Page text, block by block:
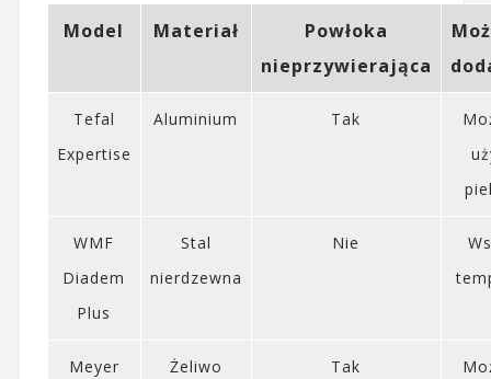
Model Materiał
Powłoka
nieprzywierająca
Tefal
Expertise
Aluminium Tak
WMF
Diadem
Plus
Stal
nierdzewna
Nie
Meyer
Żeliwo Tak